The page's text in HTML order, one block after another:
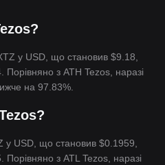
у USD, що становив $9.18,
з ATH Tezos, наразі
на 97.83%.
у USD, що становив $0.1959,
з ATL Tezos, наразі